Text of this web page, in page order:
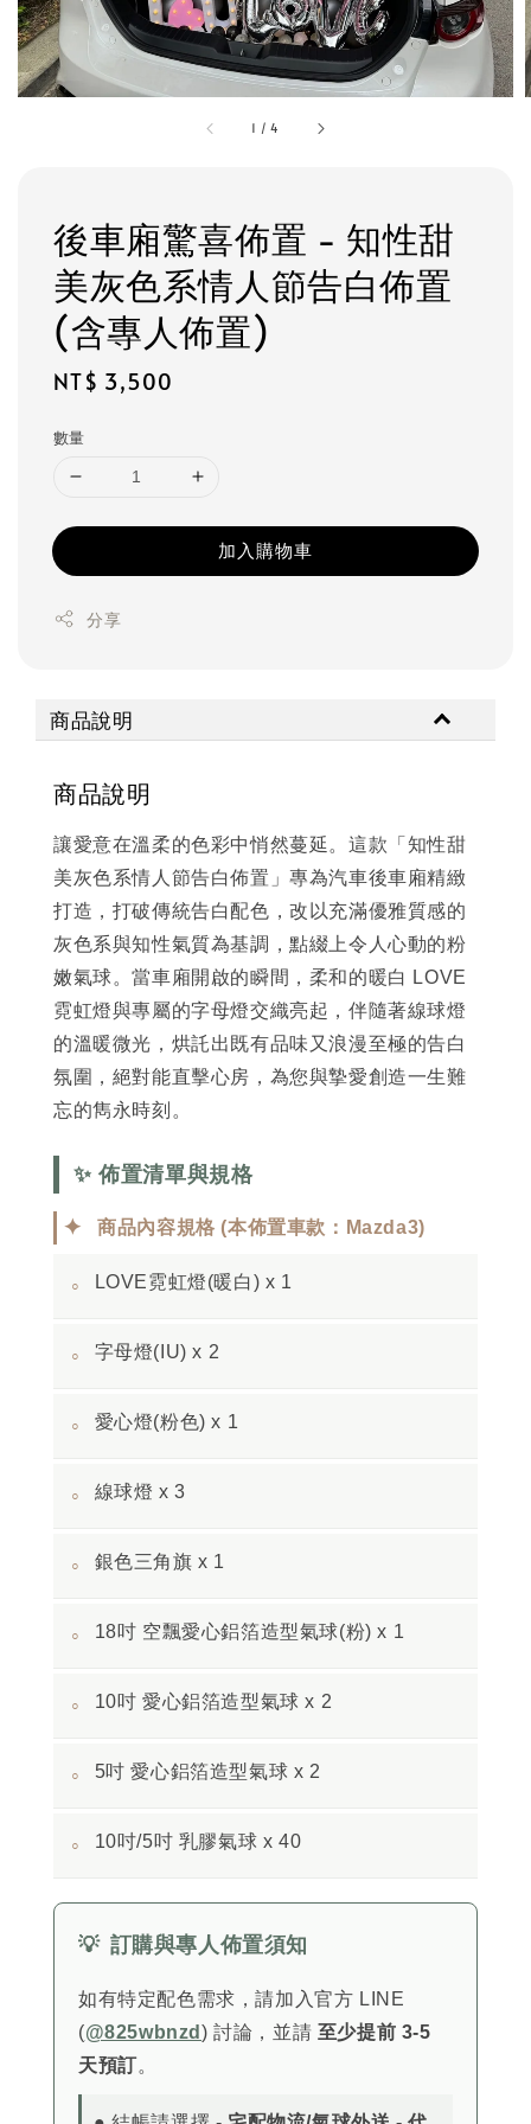
1 /4
後車廂驚喜佈置 - 知性甜
美灰色系情人節告白佈置
(含專人佈置)
Regular
NT$ 3,500
數量
加入購物車
分享
商品說明
商品說明
讓愛意在溫柔的色彩中悄然蔓延。這款「知性甜
美灰色系情人節告白佈置」專為汽車後車廂精緻
打造，打破傳統告白配色，改以充滿優雅質感的
灰色系與知性氣質為基調，點綴上令人心動的粉
嫩氣球。當車廂開啟的瞬間，柔和的暖白 LOVE
霓虹燈與專屬的字母燈交織亮起，伴隨著線球燈
的溫暖微光，烘託出既有品味又浪漫至極的告白
氛圍，絕對能直擊心房，為您與摯愛創造一生難
忘的雋永時刻。
✨ 佈置清單與規格
✦ 商品內容規格 (本佈置車款：Mazda3)
◦ LOVE霓虹燈(暖白) x 1
◦ 字母燈(IU) x 2
◦ 愛心燈(粉色) x 1
◦ 線球燈 x 3
◦ 銀色三角旗 x 1
◦ 18吋 空飄愛心鋁箔造型氣球(粉) x 1
◦ 10吋 愛心鋁箔造型氣球 x 2
◦ 5吋 愛心鋁箔造型氣球 x 2
◦ 10吋/5吋 乳膠氣球 x 40
💡 訂購與專人佈置須知
如有特定配色需求，請加入官方 LINE
(@825wbnzd) 討論，並請 至少提前 3-5
天預訂。